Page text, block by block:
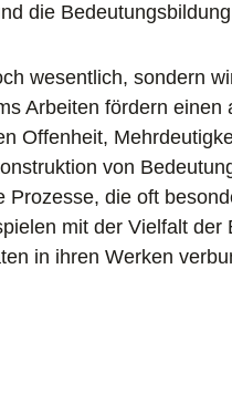
die
wesentlich, sondern
Arbeiten fördern
Offenheit,
von
Prozesse, die oft
mit der Vielfalt
in ihren Werken